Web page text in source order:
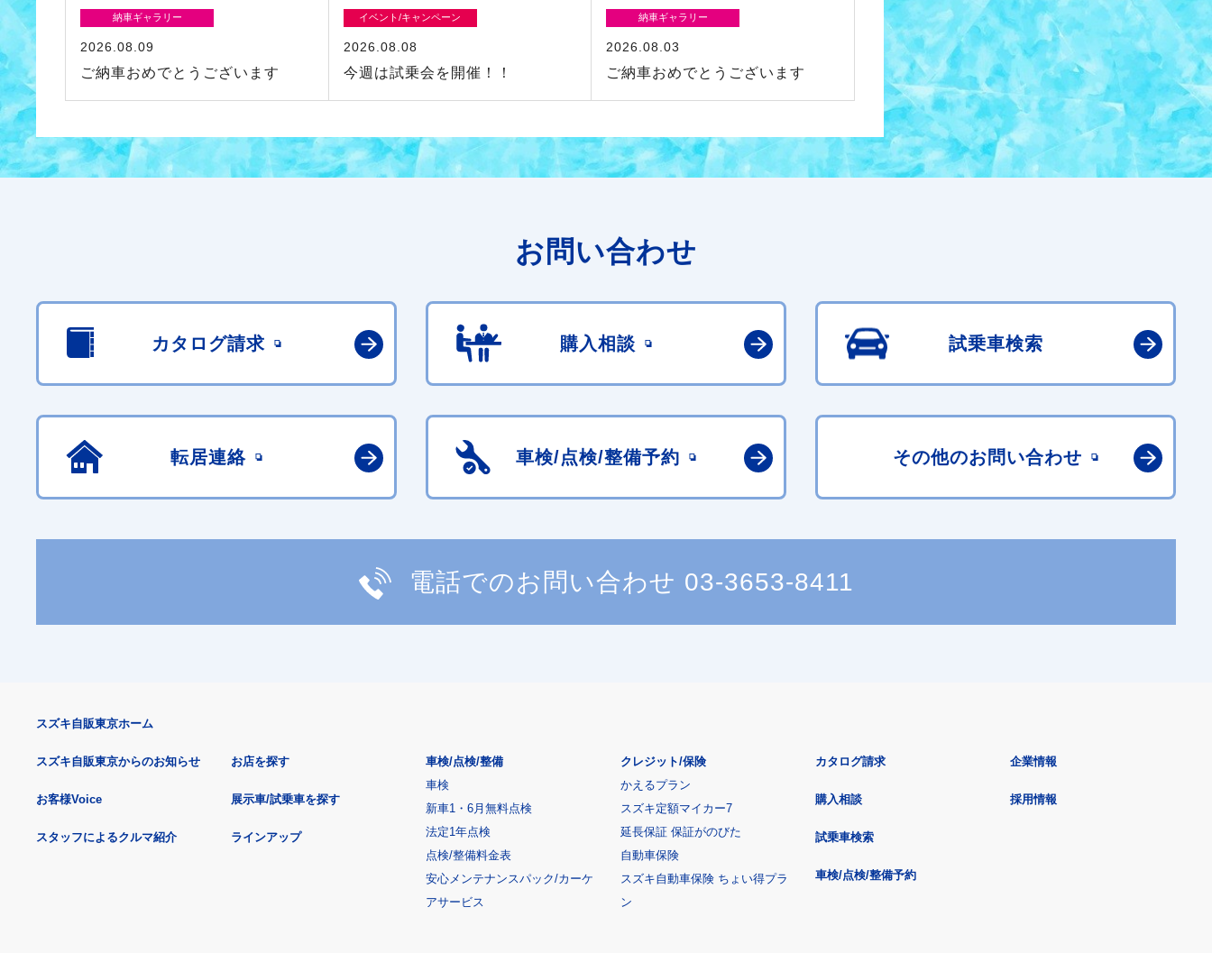
納車ギャラリー
2026.08.09
ご納車おめでとうございます
イベント/キャンペーン
2026.08.08
今週は試乗会を開催！！
納車ギャラリー
2026.08.03
ご納車おめでとうございます
お問い合わせ
カタログ請求 購入相談 試乗車検索
転居連絡 車検/点検/整備予約 その他のお問い合わせ
電話でのお問い合わせ 03-3653-8411
スズキ自販東京ホーム
スズキ自販東京からのお知らせ
お客様Voice
スタッフによるクルマ紹介
お店を探す
展示車/試乗車を探す
ラインアップ
車検/点検/整備
車検
新車1・6月無料点検
法定1年点検
点検/整備料金表
安心メンテナンスパック/カーケ
アサービス
クレジット/保険
かえるプラン
スズキ定額マイカー7
延長保証 保証がのびた
自動車保険
スズキ自動車保険 ちょい得プラ
ン
カタログ請求
購入相談
試乗車検索
車検/点検/整備予約
企業情報
採用情報